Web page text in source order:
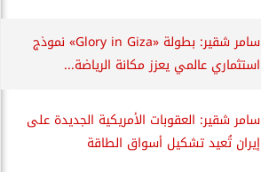
سامر شقير: بطولة «Glory in Giza» نموذج
استثماري عالمي يعزز مكانة الرياضة...
سامر شقير: العقوبات الأمريكية الجديدة على
إيران تُعيد تشكيل أسواق الطاقة